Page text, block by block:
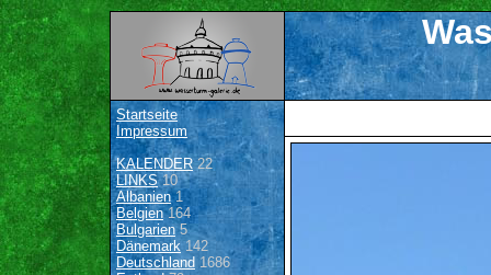
Startseite
Impressum
KALENDER22
LINKS10
Albanien1
Belgien164
Bulgarien 5
Dänemark142
Deutschland 1686